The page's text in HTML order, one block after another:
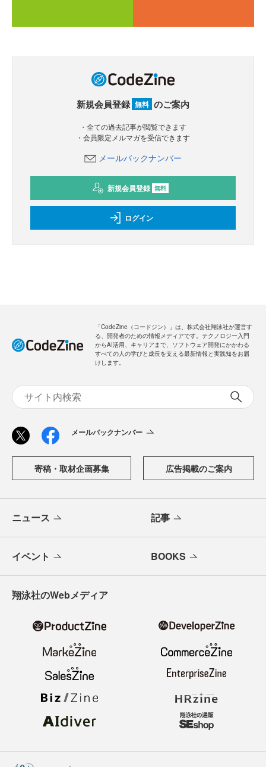
新規会員登録 無料 のご案内
・全ての過去記事が閲覧できます
・会員限定メルマガを受信できます
メールバックナンバー
新規会員登録 無料
ログイン
「CodeZine（コードジン）」は、株式会社翔泳社が運営す
る、開発者のための情報メディアです。テクノロジー入門
からAI活用、キャリアまで、ソフトウェア開発にかかわる
すべての人の学びと成長を支える最新情報と実践知をお届
けします。
メールバックナンバー
寄稿・取材企画募集 広告掲載のご案内
ニュース 記事
イベント BOOKS
翔泳社のWebメディア